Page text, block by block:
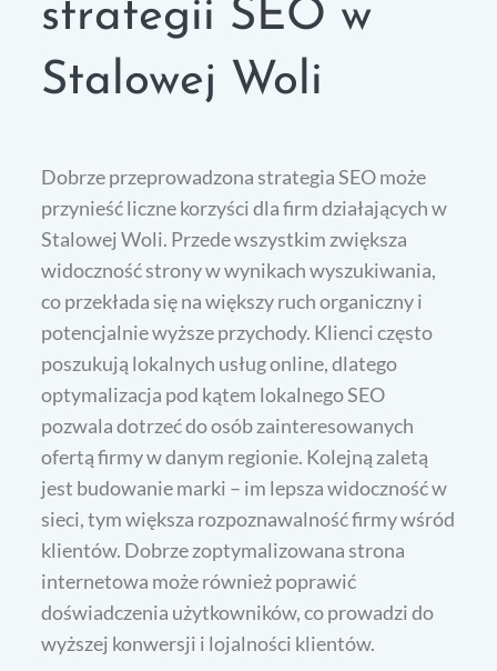
strategii SEO w
Stalowej Woli
Dobrze przeprowadzona strategia SEO może
przynieść liczne korzyści dla firm działających w
Stalowej Woli. Przede wszystkim zwiększa
widoczność strony w wynikach wyszukiwania,
co przekłada się na większy ruch organiczny i
potencjalnie wyższe przychody. Klienci często
poszukują lokalnych usług online, dlatego
optymalizacja pod kątem lokalnego SEO
pozwala dotrzeć do osób zainteresowanych
ofertą firmy w danym regionie. Kolejną zaletą
jest budowanie marki – im lepsza widoczność w
sieci, tym większa rozpoznawalność firmy wśród
klientów. Dobrze zoptymalizowana strona
internetowa może również poprawić
doświadczenia użytkowników, co prowadzi do
wyższej konwersji i lojalności klientów.